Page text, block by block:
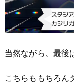
当然ながら、最後
こちらももちろん